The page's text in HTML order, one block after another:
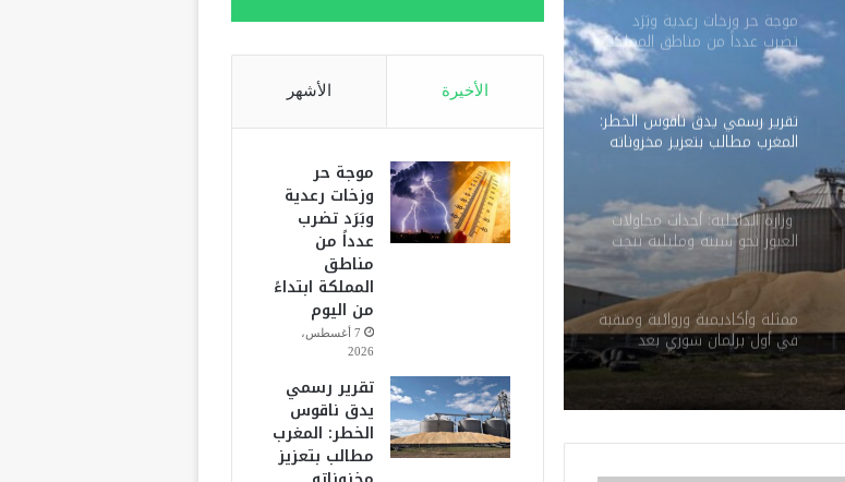
موجة حر وزخات رعدية وبَرَد
تضرب عدداً من مناطق المملكة
ابتداءً من اليوم
تقرير رسمي يدق ناقوس الخطر:
المغرب مطالب بتعزيز مخزوناته
والحبوب
وزارة الداخلية: أحداث محاولات
العبور نحو سبتة ومليلية نتجت
عن حملات تضليل رقمية
وشبكات الاتجار بالبشر
ممثلة وأكاديمية وروائية ومنقبة
في أول برلمان سوري بعد
سقوط الأسد
الأخيرة الأشهر
موجة حر
وزخات رعدية
وبَرَد تضرب
عدداً من
مناطق
المملكة ابتداءً
من اليوم
7 أغسطس،
2026
تقرير رسمي
يدق ناقوس
الخطر: المغرب
مطالب بتعزيز